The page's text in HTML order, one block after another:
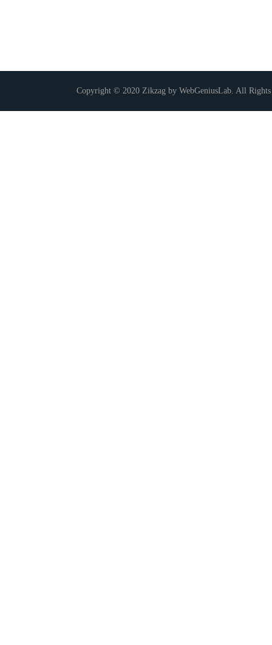
Copyright © 2020 Zikzag by WebGeniusLab. All Rights